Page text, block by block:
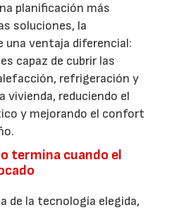
planificación más
soluciones, la
una ventaja diferencial:
capaz de cubrir las
refrigeración y
vivienda, reduciendo el
y mejorando el confort
termina cuando el
de la tecnología elegida,